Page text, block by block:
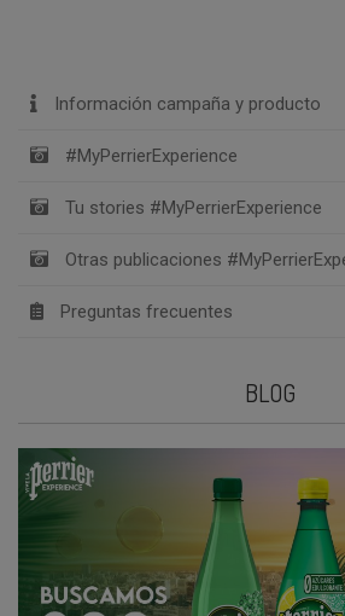
Información campaña y producto
#MyPerrierExperience
Tu stories #MyPerrierExperience
Otras publicaciones
Preguntas frecuentes
BLOG